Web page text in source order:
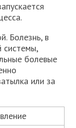
Болезнь, в
системы,
болевые
или за